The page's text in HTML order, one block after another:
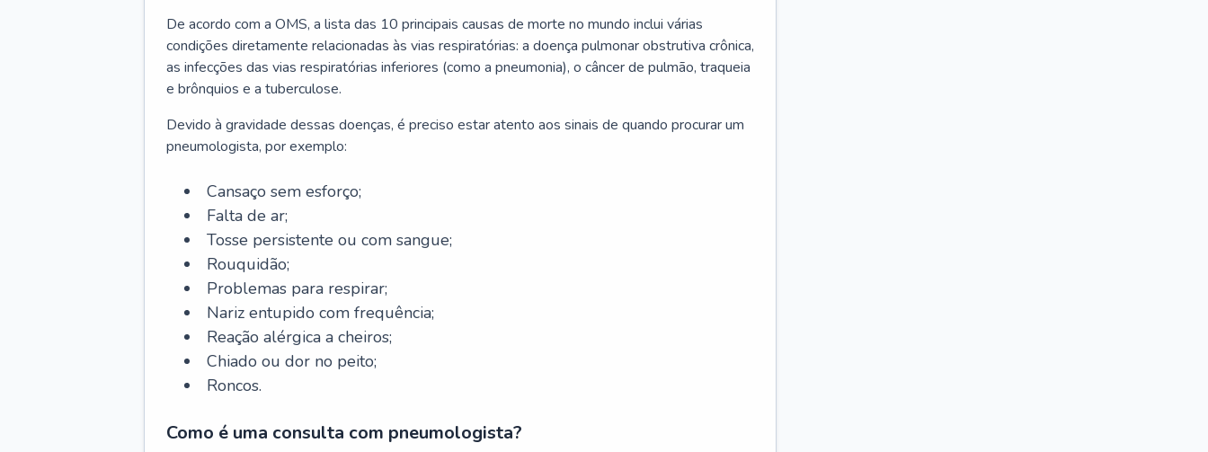
De acordo com a OMS, a lista das 10 principais causas de morte no mundo inclui várias
condições diretamente relacionadas às vias respiratórias: a doença pulmonar obstrutiva crônica,
as infecções das vias respiratórias inferiores (como a pneumonia), o câncer de pulmão, traqueia
e brônquios e a tuberculose.
Devido à gravidade dessas doenças, é preciso estar atento aos sinais de quando procurar um
pneumologista, por exemplo:
Cansaço sem esforço;
Falta de ar;
Tosse persistente ou com sangue;
Rouquidão;
Problemas para respirar;
Nariz entupido com frequência;
Reação alérgica a cheiros;
Chiado ou dor no peito;
Roncos.
Como é uma consulta com pneumologista?